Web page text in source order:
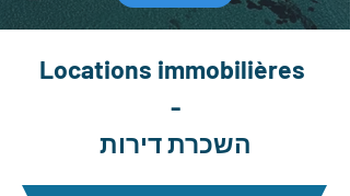
Locations immobilières
-
השכרת דירות